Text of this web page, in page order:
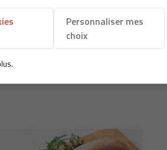
Personnaliser mes
choix
précédent